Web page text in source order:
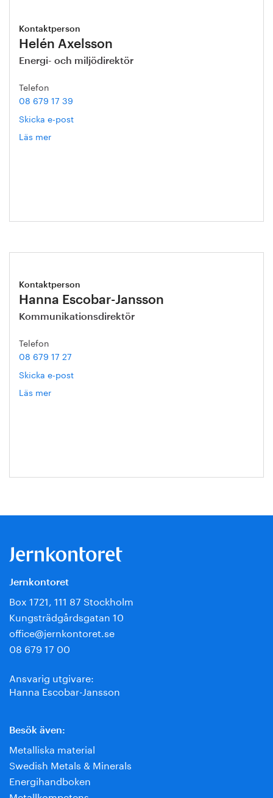
Kontaktperson
Helén Axelsson
Energi- och miljödirektör
Telefon
08 679 17 39
Skicka e-post
Läs mer
Kontaktperson
Hanna Escobar-Jansson
Kommunikationsdirektör
Telefon
08 679 17 27
Skicka e-post
Läs mer
Jernkontoret
Box 1721, 111 87 Stockholm
Kungsträdgårdsgatan 10
office@jernkontoret.se
08 679 17 00
Ansvarig utgivare:
Hanna Escobar-Jansson
Besök även:
Metalliska material
Swedish Metals & Minerals
Energihandboken